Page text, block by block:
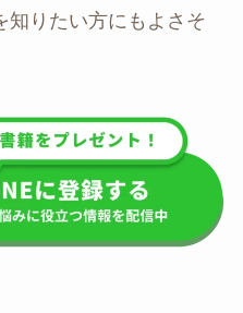
知りたい方にもよさそ